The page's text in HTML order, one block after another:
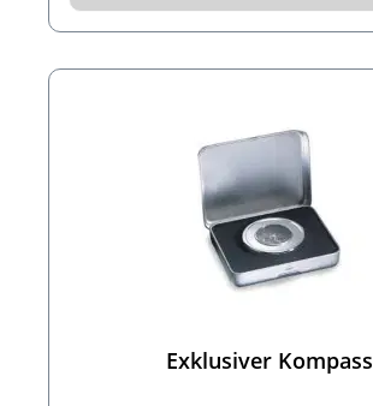
Exklusiver Kompass